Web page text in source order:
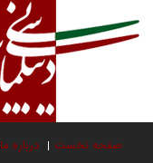
صفحه نخست درباره ما